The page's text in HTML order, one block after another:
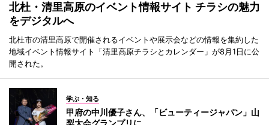
北杜・清里高原のイベント情報サイト チラシの魅力
をデジタルへ
北杜市の清里高原で開催されるイベントや展示会などの情報を集約した
地域イベント情報サイト「清里高原チラシとカレンダー」が8月1日に公
開された。
学ぶ・知る
甲府の中川優子さん、「ビューティージャパン」山